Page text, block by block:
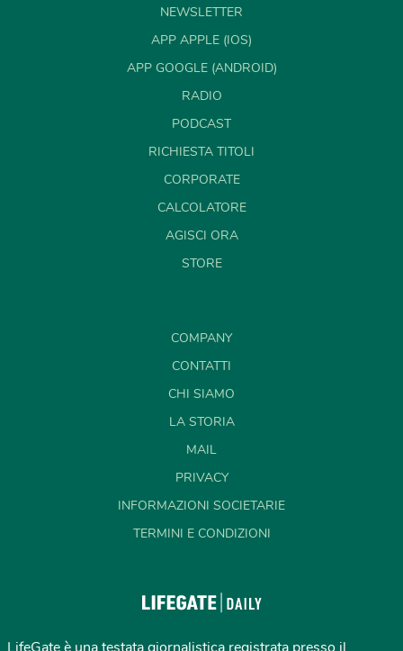
NEWSLETTER
APP APPLE (IOS)
APP GOOGLE (ANDROID)
RADIO
PODCAST
RICHIESTA TITOLI
CORPORATE
CALCOLATORE
AGISCI ORA
STORE
COMPANY
CONTATTI
CHI SIAMO
LA STORIA
MAIL
PRIVACY
INFORMAZIONI SOCIETARIE
TERMINI E CONDIZIONI